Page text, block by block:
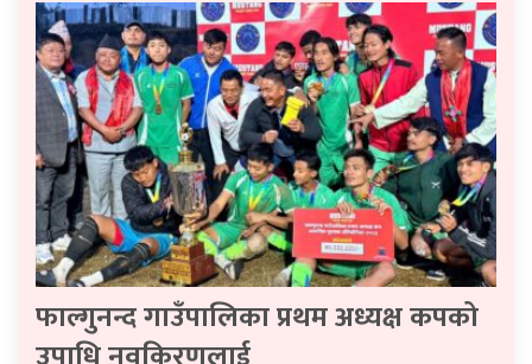
फाल्गुनन्द गाउँपालिका प्रथम अध्यक्ष कपको